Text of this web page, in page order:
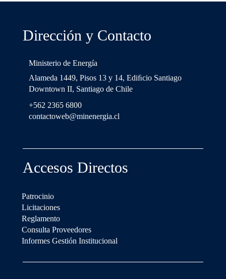
Dirección y Contacto
Ministerio de Energía
Alameda 1449, Pisos 13 y 14, Ediﬁcio Santiago
Downtown II, Santiago de Chile
+562 2365 6800
contactoweb@minenergia.cl
Accesos Directos
Patrocinio
Licitaciones
Reglamento
Consulta Proveedores
Informes Gestión Institucional